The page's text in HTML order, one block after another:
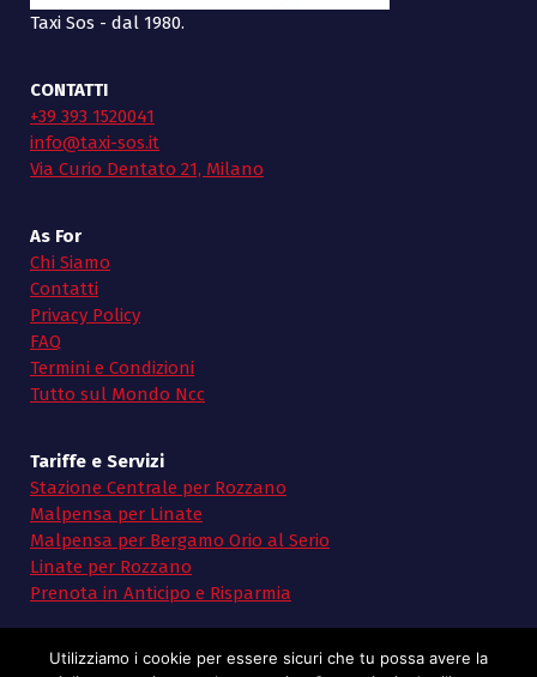
Taxi Sos - dal 1980.
CONTATTI
+39 393 1520041
info@taxi-sos.it
Via Curio Dentato 21, Milano
As For
Chi Siamo
Contatti
Privacy Policy
FAQ
Termini e Condizioni
Tutto sul Mondo Ncc
Tariffe e Servizi
Stazione Centrale per Rozzano
Malpensa per Linate
Malpensa per Bergamo Orio al Serio
Linate per Rozzano
Prenota in Anticipo e Risparmia
Utilizziamo i cookie per essere sicuri che tu possa avere la